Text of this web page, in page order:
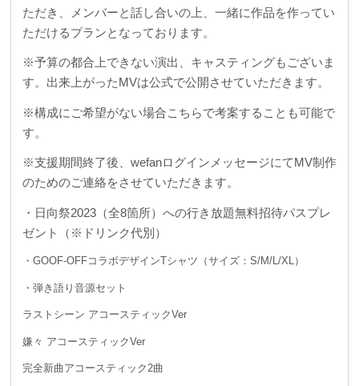
ただき、メンバーと話し合いの上、 一緒に作品を作ってい
ただけるプランとなっております。
※予算の都合上できない演出、キャスティングもございま
す。 出来上がったMVは公式で公開させていただきます。
※構成にご希望がない場合こちらで考案することも可能で
す。
※支援期間終了後、wefanログインメッセージにてMV制作
のためのご連絡をさせていただきます。
・日向祭2023（全8箇所）への行き放題無料招待パスプレ
ゼント（※ドリンク代別）
・GOOF-OFFコラボデザインTシャツ（サイズ：S/M/L/XL）
・弾き語り音源セット
ラストシーン アコースティックVer
嫌々 アコースティックVer
完全新曲アコースティック2曲